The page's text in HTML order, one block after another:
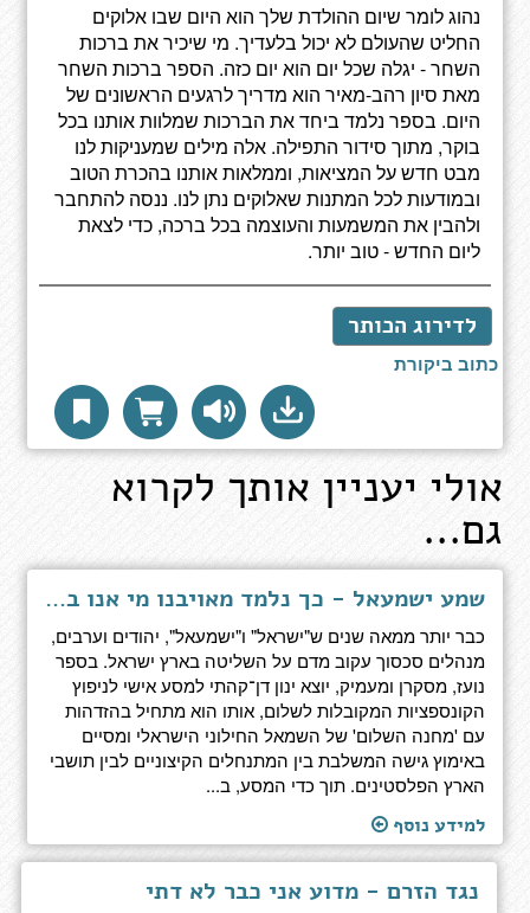
נהוג לומר שיום ההולדת שלך הוא היום שבו אלוקים
החליט שהעולם לא יכול בלעדיך. מי שיכיר את ברכות
השחר - יגלה שכל יום הוא יום כזה. הספר ברכות השחר
מאת סיון רהב-מאיר הוא מדריך לרגעים הראשונים של
היום. בספר נלמד ביחד את הברכות שמלוות אותנו בכל
בוקר, מתוך סידור התפילה. אלה מילים שמעניקות לנו
מבט חדש על המציאות, וממלאות אותנו בהכרת הטוב
ובמודעות לכל המתנות שאלוקים נתן לנו. ננסה להתחבר
ולהבין את המשמעות והעוצמה בכל ברכה, כדי לצאת
ליום החדש - טוב יותר.
לדירוג הכותר
כתוב ביקורת
אולי יעניין אותך לקרוא
גם...
שמע ישמעאל - כך נלמד מאויבנו מי אנו באמת
כבר יותר ממאה שנים ש"ישראל" ו"ישמעאל", יהודים וערבים,
מנהלים סכסוך עקוב מדם על השליטה בארץ ישראל. בספר
נועז, מסקרן ומעמיק, יוצא ינון דן־קהתי למסע אישי לניפוץ
הקונספציות המקובלות לשלום, אותו הוא מתחיל בהזדהות
עם 'מחנה השלום' של השמאל החילוני הישראלי ומסיים
באימוץ גישה המשלבת בין המתנחלים הקיצוניים לבין תושבי
הארץ הפלסטינים. תוך כדי המסע, ב...
למידע נוסף
נגד הזרם - מדוע אני כבר לא דתי